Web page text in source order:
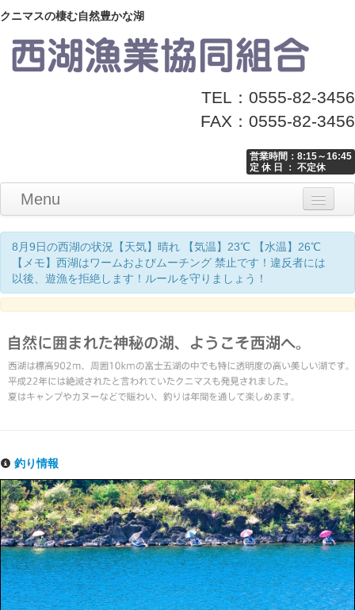
クニマスの棲む自然豊かな湖
TEL：0555-82-3456
FAX：0555-82-3456
営業時間：8:15～16:45
定 休 日 ： 不定休
Menu
Home
釣り情報
マナーとお願い
クニマス展示館
漁協からのお知らせ
お問い合わせ
8月9日の西湖の状況【天気】晴れ 【気温】23℃ 【水温】26℃
【メモ】西湖はワームおよびムーチング 禁止です！違反者には
以後、遊漁を拒絶します！ルールを守りましょう！
釣り情報